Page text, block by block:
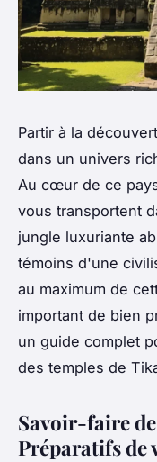
Partir à la
dans un univers
Au cœur de ce
vous transportent
jungle luxuriante
témoins d'une
au maximum de
important de bien
un guide complet
des temples de
Savoir-faire
Préparatifs de